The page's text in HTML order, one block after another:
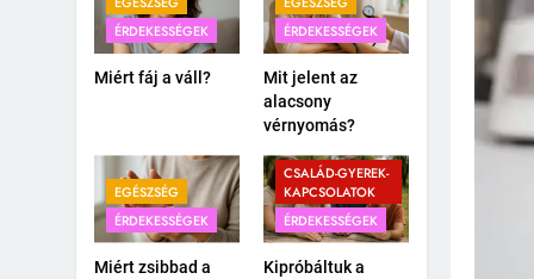
ÉRDEKESSÉGEK
Miért fáj a váll?
ÉRDEKESSÉGEK
Mit jelent az
alacsony
vérnyomás?
EGÉSZSÉG
ÉRDEKESSÉGEK
Miért zsibbad a
CSALÁD-GYEREK-
KAPCSOLATOK
ÉRDEKESSÉGEK
Kipróbáltuk a